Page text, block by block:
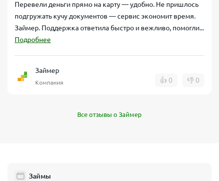
Перевели деньги прямо на карту — удобно. Не пришлось
подгружать кучу документов — сервис экономит время.
Займер. Поддержка ответила быстро и вежливо, помогли...
Подробнее
Займер
Компания 👍 0 👎 0
Все отзывы о Займер
Займы